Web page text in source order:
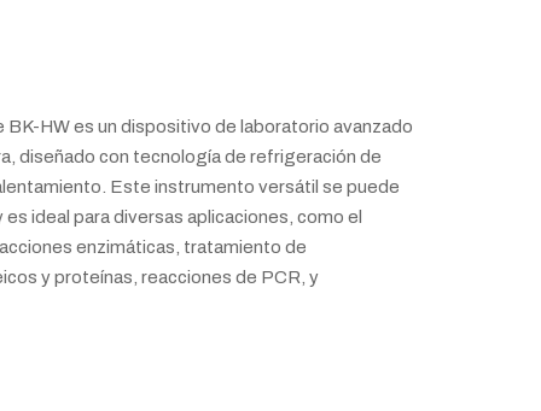
BK-HW es un dispositivo de laboratorio avanzado
diseñado con tecnología de refrigeración de
Este instrumento versátil se puede
ideal para diversas aplicaciones, como el
enzimáticas, tratamiento de
y proteínas, reacciones de PCR, y